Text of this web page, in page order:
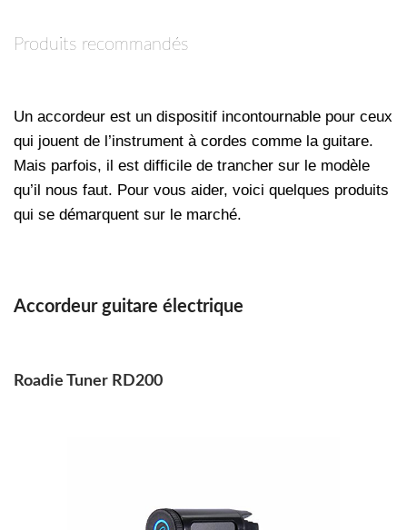
Produits recommandés
Un accordeur est un dispositif incontournable pour ceux
qui jouent de l’instrument à cordes comme la guitare.
Mais parfois, il est difficile de trancher sur le modèle
qu’il nous faut. Pour vous aider, voici quelques produits
qui se démarquent sur le marché.
Accordeur guitare électrique
Roadie Tuner RD200